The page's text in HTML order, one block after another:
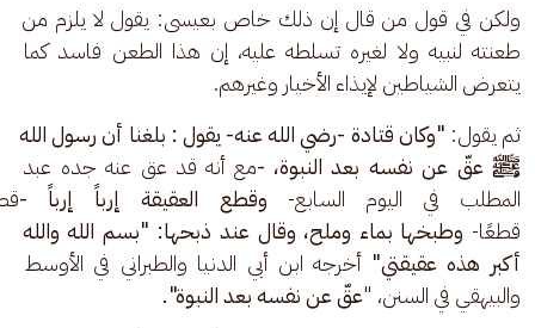
ولكن في قول من قال إن ذلك خاص بعيسى: يقول لا يلزم من
طعنته لنبيه ولا لغيره تسلطه عليه، إن هذا الطعن فاسد كما
يتعرض الشياطين لإيذاء الأخيار وغيرهم.
ثم يقول: "وكان قتادة -رضي الله عنه- يقول : بلغنا أن رسول الله
ﷺ عقّ عن نفسه بعد النبوة، -مع أنه قد عق عنه جده عبد
المطلب في اليوم السابع- وقطع العقيقة إرباً إرباً -
قطعًا- وطبخها بماء وملح، وقال عند ذبحها: "بسم الله والله
أكبر هذه عقيقتي" أخرجه ابن أبي الدنيا والطبراني في الأوسط
والبيهقي في السنن، "عقّ عن نفسه بعد النبوة".